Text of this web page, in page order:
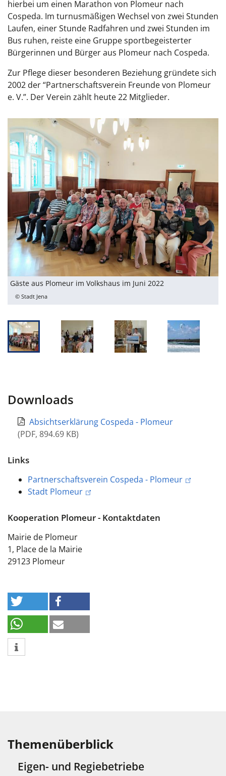
hierbei um einen Marathon von Plomeur nach
Cospeda. Im turnusmäßigen Wechsel von zwei Stunden
Laufen, einer Stunde Radfahren und zwei Stunden im
Bus ruhen, reiste eine Gruppe sportbegeisterter
Bürgerinnen und Bürger aus Plomeur nach Cospeda.
Zur Pflege dieser besonderen Beziehung gründete sich
2002 der “Partnerschaftsverein Freunde von Plomeur
e. V.”. Der Verein zählt heute 22 Mitglieder.
Gäste aus Plomeur im Volkshaus im Juni 2022
© Stadt Jena
Downloads
Absichtserklärung Cospeda - Plomeur
(PDF, 894.69 KB)
Links
Partnerschaftsverein Cospeda - Plomeur
Stadt Plomeur
Kooperation Plomeur - Kontaktdaten
Mairie de Plomeur
1, Place de la Mairie
29123 Plomeur
Themenüberblick
Eigen- und Regiebetriebe